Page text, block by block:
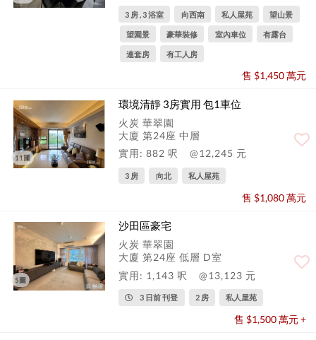
3 房 , 3 浴室 向西南 私人屋苑 望山景
望園景 豪華裝修 室內車位 有露台
連套房 有工人房
售 $1,450 萬元
11圖
環境清靜 3房實用 包1車位
火炭 華翠園
大廈 第24座 中層
實用: 882 呎
@12,245 元
3 房 向北 私人屋苑
售 $1,080 萬元
5圖
沙田區豪宅
火炭 華翠園
大廈 第24座 低層 D室
實用: 1,143 呎
@13,123 元
3 日前 刊登 2 房 私人屋苑
售 $1,500 萬元 +